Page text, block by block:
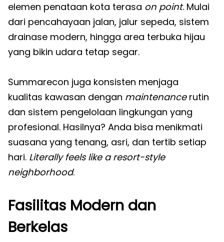
elemen penataan kota terasa on point. Mulai
dari pencahayaan jalan, jalur sepeda, sistem
drainase modern, hingga area terbuka hijau
yang bikin udara tetap segar.
Summarecon juga konsisten menjaga
kualitas kawasan dengan maintenancerutin
dan sistem pengelolaan lingkungan yang
profesional. Hasilnya? Anda bisa menikmati
suasana yang tenang, asri, dan tertib setiap
hari. Literally feels like a resort-style
neighborhood.
Fasilitas Modern dan
Berkelas